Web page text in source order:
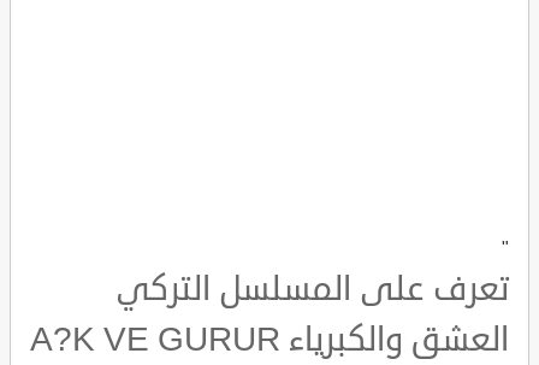
"
تعرف على المسلسل التركي
العشق والكبرياء A?K VE GURUR